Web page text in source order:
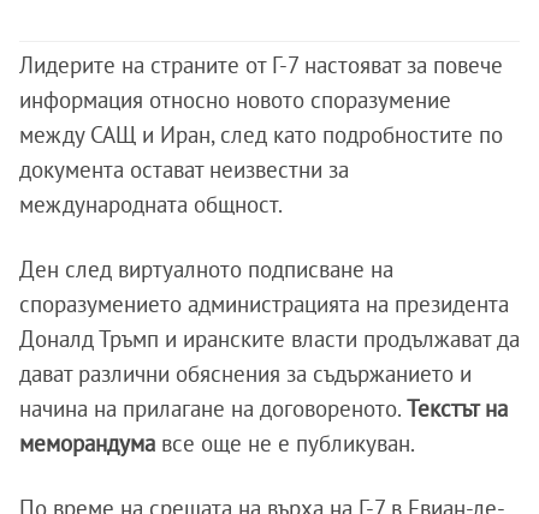
Лидерите на страните от Г-7 настояват за повече
информация относно новото споразумение
между САЩ и Иран, след като подробностите по
документа остават неизвестни за
международната общност.
Ден след виртуалното подписване на
споразумението администрацията на президента
Доналд Тръмп и иранските власти продължават да
дават различни обяснения за съдържанието и
начина на прилагане на договореното. Текстът на
меморандума все още не е публикуван.
По време на срещата на върха на Г-7 в Евиан-ле-